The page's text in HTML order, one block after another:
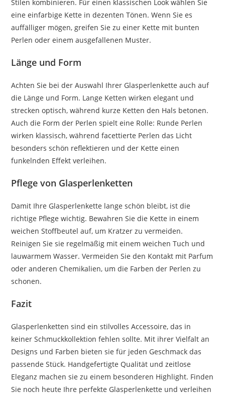
Stilen kombinieren. Für einen klassischen Look wählen Sie
eine einfarbige Kette in dezenten Tönen. Wenn Sie es
auffälliger mögen, greifen Sie zu einer Kette mit bunten
Perlen oder einem ausgefallenen Muster.
Länge und Form
Achten Sie bei der Auswahl Ihrer Glasperlenkette auch auf
die Länge und Form. Lange Ketten wirken elegant und
strecken optisch, während kurze Ketten den Hals betonen.
Auch die Form der Perlen spielt eine Rolle: Runde Perlen
wirken klassisch, während facettierte Perlen das Licht
besonders schön reflektieren und der Kette einen
funkelnden Effekt verleihen.
Pflege von Glasperlenketten
Damit Ihre Glasperlenkette lange schön bleibt, ist die
richtige Pflege wichtig. Bewahren Sie die Kette in einem
weichen Stoffbeutel auf, um Kratzer zu vermeiden.
Reinigen Sie sie regelmäßig mit einem weichen Tuch und
lauwarmem Wasser. Vermeiden Sie den Kontakt mit Parfum
oder anderen Chemikalien, um die Farben der Perlen zu
schonen.
Fazit
Glasperlenketten sind ein stilvolles Accessoire, das in
keiner Schmuckkollektion fehlen sollte. Mit ihrer Vielfalt an
Designs und Farben bieten sie für jeden Geschmack das
passende Stück. Handgefertigte Qualität und zeitlose
Eleganz machen sie zu einem besonderen Highlight. Finden
Sie noch heute Ihre perfekte Glasperlenkette und verleihen